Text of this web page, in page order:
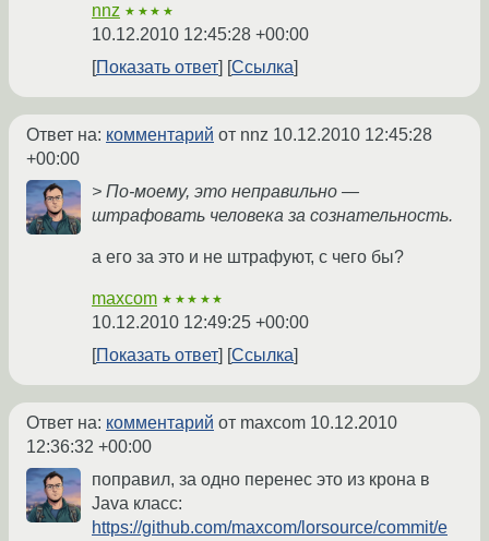
nnz ★★★★
10.12.2010 12:45:28 +00:00
Показать ответ
Ссылка
Ответ на: комментарий от nnz 10.12.2010 12:45:28
+00:00
> По-моему, это неправильно —
штрафовать человека за сознательность.
а его за это и не штрафуют, с чего бы?
maxcom ★★★★★
10.12.2010 12:49:25 +00:00
Показать ответ
Ссылка
Ответ на: комментарий от maxcom 10.12.2010
12:36:32 +00:00
поправил, за одно перенес это из крона в
Java класс:
https://github.com/maxcom/lorsource/commit/e